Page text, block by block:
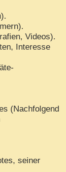
Videos).
Interesse
(Nachfolgend
seiner